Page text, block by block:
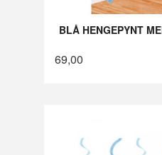
BLÅ HENGEPYNT
69,00